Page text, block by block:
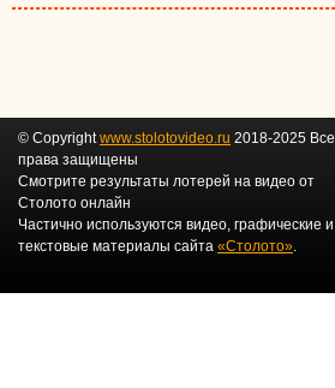
© Copyrightwww.stolotovideo.ru 2018-2025 Все
права защищены
Смотрите результаты лотерей на видео от
Столото онлайн
Частично используются видео, графические и
текстовые материалы сайта «Столото».